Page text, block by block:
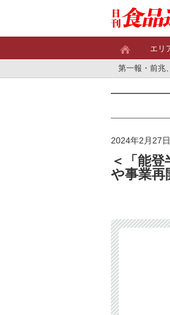
エリ
第一報・前兆
2024年2月27日
＜「能
や事業